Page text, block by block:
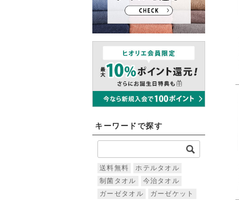
キーワードで探す
送料無料
ホテルタオル
制菌タオル
今治タオル
ガーゼタオル
ガーゼケット